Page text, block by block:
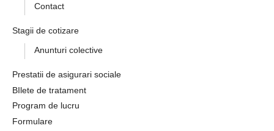
Contact
Stagii de cotizare
Anunturi colective
Prestatii de asigurari sociale
BIlete de tratament
Program de lucru
Formulare